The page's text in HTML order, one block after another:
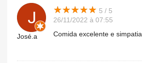
José.a
★★★★★
★★★★★ 5 / 5
26/11/2022 à 07:55
Comida excelente e simpatia